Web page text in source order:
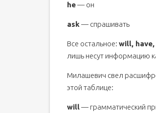
he— он
ask — спрашивать
Все остальное: will, have,
лишь несут информацию
Милашевич свел
этой таблице:
will— грамматический